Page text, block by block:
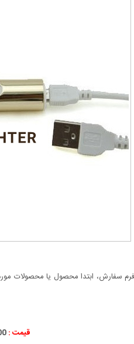
سفارش، ابتدا محصول یا محصولات
قیمت :